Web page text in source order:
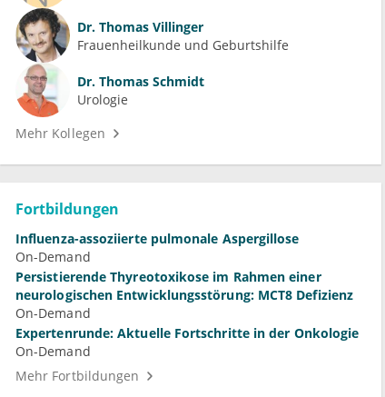
Dr. Thomas Villinger
Frauenheilkunde und Geburtshilfe
Dr. Thomas Schmidt
Urologie
Mehr Kollegen
Fortbildungen
Influenza-assoziierte pulmonale Aspergillose
On-Demand
Persistierende Thyreotoxikose im Rahmen einer
neurologischen Entwicklungsstörung: MCT8 Defizienz
On-Demand
Expertenrunde: Aktuelle Fortschritte in der Onkologie
On-Demand
Mehr Fortbildungen